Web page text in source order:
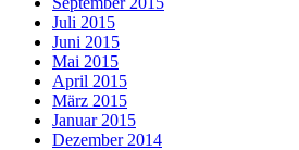
Juli 2015
Juni 2015
Mai 2015
April 2015
März 2015
Januar 2015
Dezember 2014